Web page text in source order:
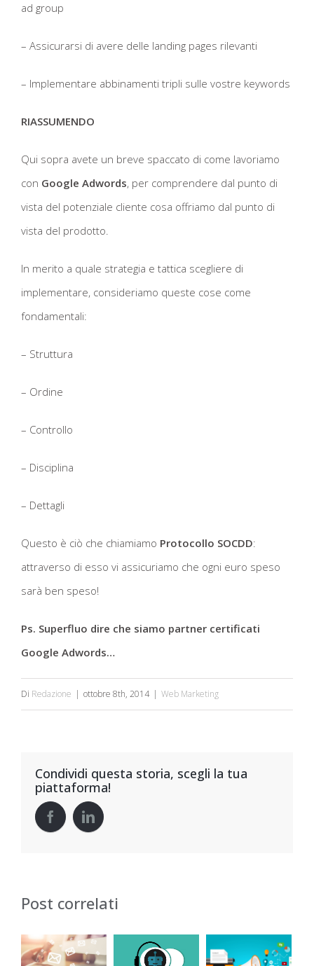
ad group
– Assicurarsi di avere delle landing pages rilevanti
– Implementare abbinamenti tripli sulle vostre keywords
RIASSUMENDO
Qui sopra avete un breve spaccato di come lavoriamo
con Google Adwords, per comprendere dal punto di
vista del potenziale cliente cosa offriamo dal punto di
vista del prodotto.
In merito a quale strategia e tattica scegliere di
implementare, consideriamo queste cose come
fondamentali:
– Struttura
– Ordine
– Controllo
– Disciplina
– Dettagli
Questo è ciò che chiamiamo Protocollo SOCDD:
attraverso di esso vi assicuriamo che ogni euro speso
sarà ben speso!
Ps. Superfluo dire che siamo partner certificati
Google Adwords…
Di Redazione | ottobre 8th, 2014 | Web Marketing
Condividi questa storia, scegli la tua
piattaforma!
Post correlati